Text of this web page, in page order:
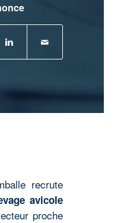
recrute
avicole
proche